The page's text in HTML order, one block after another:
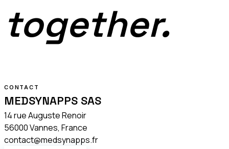
together.
CONTACT
MEDSYNAPPS SAS
14 rue Auguste Renoir
56000 Vannes, France
contact@medsynapps.fr